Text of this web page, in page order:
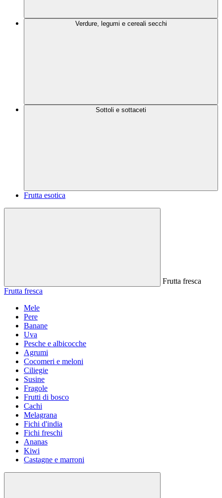
Verdure, legumi e cereali secchi
Sottoli e sottaceti
Frutta esotica
Frutta fresca
Frutta fresca
Mele
Pere
Banane
Uva
Pesche e albicocche
Agrumi
Cocomeri e meloni
Ciliegie
Susine
Fragole
Frutti di bosco
Cachi
Melagrana
Fichi d'india
Fichi freschi
Ananas
Kiwi
Castagne e marroni